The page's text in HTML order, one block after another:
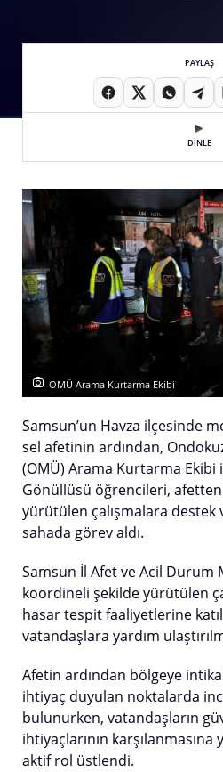
PAYLAŞ
DİNLE
OMÜ Arama Kurtarma Ekibi
Samsun’un Havza ilçesinde
sel afetinin ardından,
(OMÜ) Arama Kurtarma
Gönüllüsü öğrencileri,
yürütülen çalışmalara destek
sahada görev aldı.
Samsun İl Afet ve Acil Durum
koordineli şekilde yürütülen
hasar tespit faaliyetlerine
vatandaşlara yardım
Afetin ardından bölgeye
ihtiyaç duyulan noktalarda
bulunurken, vatandaşların
ihtiyaçlarının
aktif rol üstlendi.